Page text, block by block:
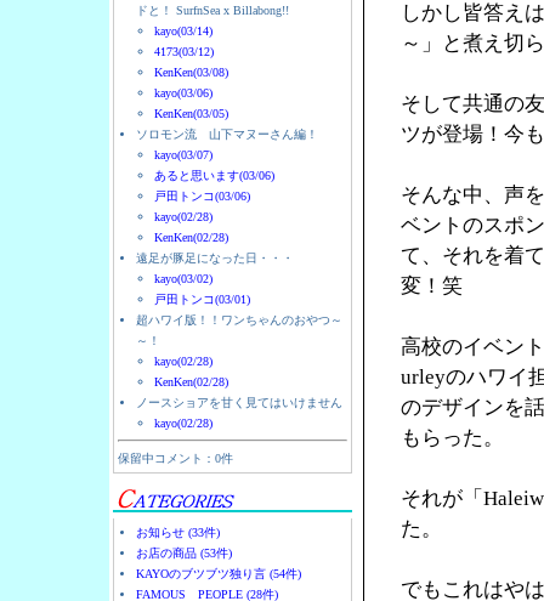
ドと！ SurfnSea x Billabong!!
kayo(03/14)
4173(03/12)
KenKen(03/08)
kayo(03/06)
KenKen(03/05)
ソロモン流 山下マヌーさん編！
kayo(03/07)
あると思います(03/06)
戸田トンコ(03/06)
kayo(02/28)
KenKen(02/28)
遠足が豚足になった日・・・
kayo(03/02)
戸田トンコ(03/01)
超ハワイ版！！ワンちゃんのおやつ～
～！
kayo(02/28)
KenKen(02/28)
ノースショアを甘く見てはいけません
kayo(02/28)
保留中コメント：0件
お知らせ (33件)
お店の商品 (53件)
KAYOのブツブツ独り言 (54件)
FAMOUS PEOPLE (28件)
しかし皆答え
～」と煮え切
そして共通の
ツが登場！今
そんな中、声
ベントのスポ
て、それを着
変！笑
高校のイベン
urleyのハワイ
のデザインを
もらった。
それが「
た。
でもこれはや